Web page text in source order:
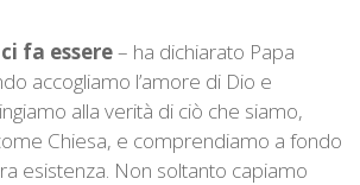
fa essere– ha dichiarato Papa
accogliamo l’amore di Dio e
alla verità di ciò che siamo,
Chiesa, e comprendiamo a fondo
esistenza. Non soltanto capiamo